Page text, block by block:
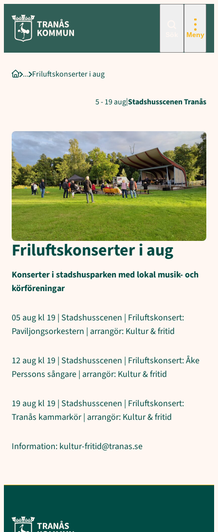
innehåll
Meny
StartsidaFriluftskonserter i aug
5 - 19 aug|Stadshusscenen Tranås
Friluftskonserter i aug
Konserter i stadshusparken med lokal musik- och
körföreningar
05 aug kl 19 | Stadshusscenen | Friluftskonsert:
Paviljongsorkestern | arrangör: Kultur & fritid
12 aug kl 19 | Stadshusscenen | Friluftskonsert: Åke
Perssons sångare | arrangör: Kultur & fritid
19 aug kl 19 | Stadshusscenen | Friluftskonsert:
Tranås kammarkör | arrangör: Kultur & fritid
Information: kultur-fritid@tranas.se